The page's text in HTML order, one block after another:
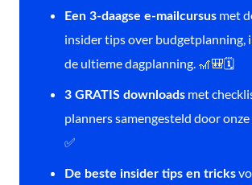
Een 3-daagse e-mailcursus met
insider tips over budgetplanning,
de ultieme dagplanning. 🎢🎒🗓️
3 GRATIS downloads met
planners samengesteld door
✅
De beste insider tips en tricks